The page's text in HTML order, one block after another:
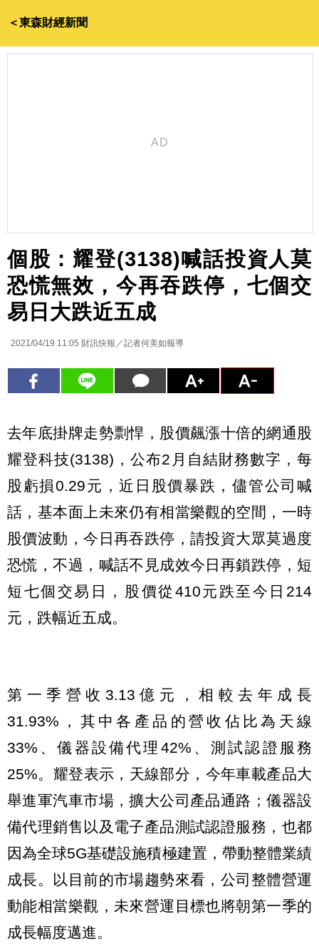
＜東森財經新聞
個股：耀登(3138)喊話投資人莫
恐慌無效，今再吞跌停，七個交
易日大跌近五成
2021/04/19 11:05 財訊快報／記者何美如報導
去年底掛牌走勢剽悍，股價飆漲十倍的網通股
耀登科技(3138)，公布2月自結財務數字，每
股虧損0.29元，近日股價暴跌，儘管公司喊
話，基本面上未來仍有相當樂觀的空間，一時
股價波動，今日再吞跌停，請投資大眾莫過度
恐慌，不過，喊話不見成效今日再鎖跌停，短
短七個交易日，股價從410元跌至今日214
元，跌幅近五成。
第一季營收3.13億元，相較去年成長
31.93%，其中各產品的營收佔比為天線
33%、儀器設備代理42%、測試認證服務
25%。耀登表示，天線部分，今年車載產品大
舉進軍汽車市場，擴大公司產品通路；儀器設
備代理銷售以及電子產品測試認證服務，也都
因為全球5G基礎設施積極建置，帶動整體業績
成長。以目前的市場趨勢來看，公司整體營運
動能相當樂觀，未來營運目標也將朝第一季的
成長幅度邁進。